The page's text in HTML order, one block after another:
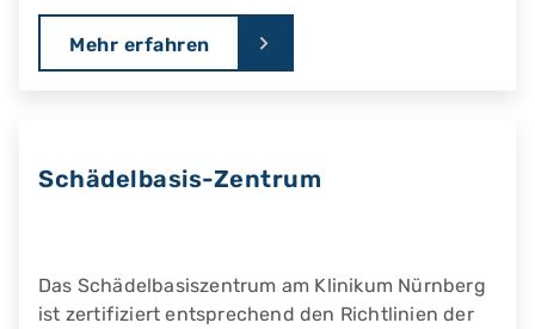
Mehr erfahren
Schädelbasis-Zentrum
Das Schädelbasiszentrum am Klinikum Nürnberg
ist zertifiziert entsprechend den Richtlinien der